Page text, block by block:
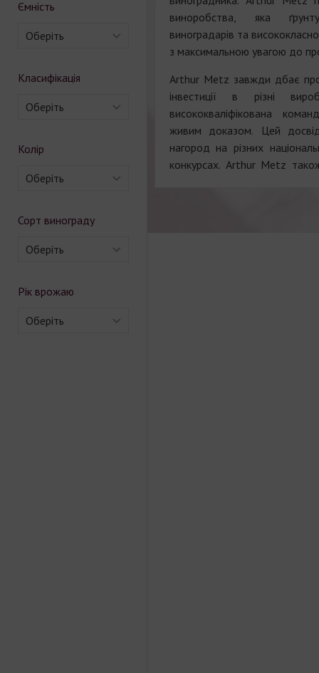
Ємність
Оберіть
Класифікація
Оберіть
Колір
Оберіть
Сорт винограду
Оберіть
Рік врожаю
Оберіть
виноробства, яка
виноградарів та
з максимальною увагою до
Arthur Metz завжди дбає про
інвестиції в різні
висококваліфікована
живим доказом. Цей
нагород на різних
конкурсах. Arthur Metz